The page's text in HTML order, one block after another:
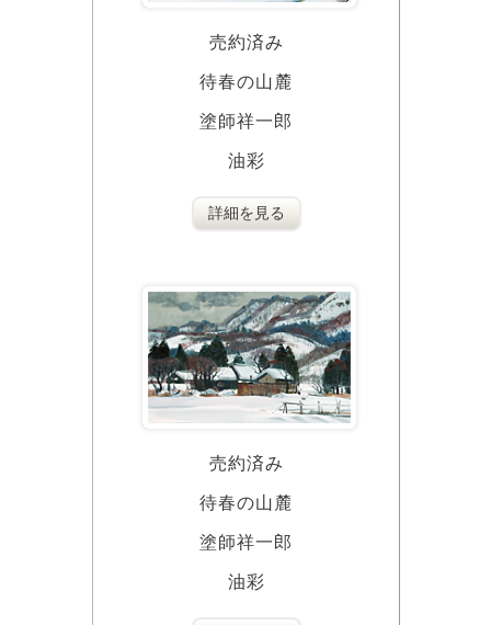
売約済み
待春の山麓
塗師祥一郎
油彩
詳細を見る
売約済み
待春の山麓
塗師祥一郎
油彩